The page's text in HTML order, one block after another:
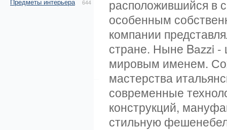
644
расположившийся в
особенным
компании
стране. Ныне Bazzi -
мировым именем.
мастерства
современные
конструкций,
стильную